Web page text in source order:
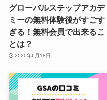
グローバルステップアカデ
ミーの無料体験後がすごす
ぎる！無料会員で出来るこ
とは？
2020年6月18日